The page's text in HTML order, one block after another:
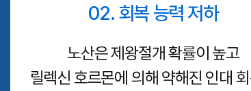
02. 회복 능력 저하
노산은 제왕절개 확률이 높고
릴렉신 호르몬에 의해 약해진 인대